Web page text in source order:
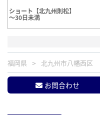
ショート【北九州則松】
～30日未満
福岡県 北九州市八幡西区
お問合わせ